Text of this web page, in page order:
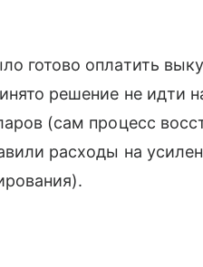
готово оплатить
решение не идти
(сам процесс
расходы на